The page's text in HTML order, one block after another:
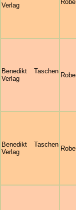
Verlag
Benedikt Taschen
Verlag
Benedikt Taschen
Verlag